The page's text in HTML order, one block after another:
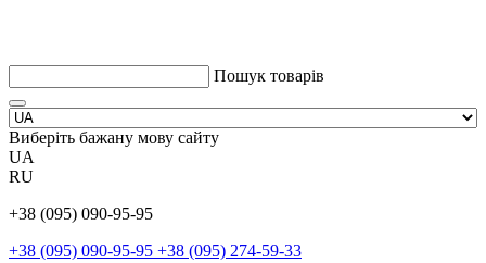
Пошук товарів
Виберіть бажану мову сайту
UA
RU
+38 (095) 090-95-95
+38 (095) 090-95-95 +38 (095) 274-59-33